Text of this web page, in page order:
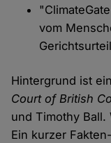
vom
Hintergrund ist
Court of British
und Timothy Ball.
Ein kurzer